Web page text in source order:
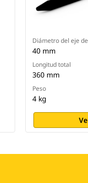
Diámetro del eje
40 mm
Longitud total
360 mm
Peso
4 kg